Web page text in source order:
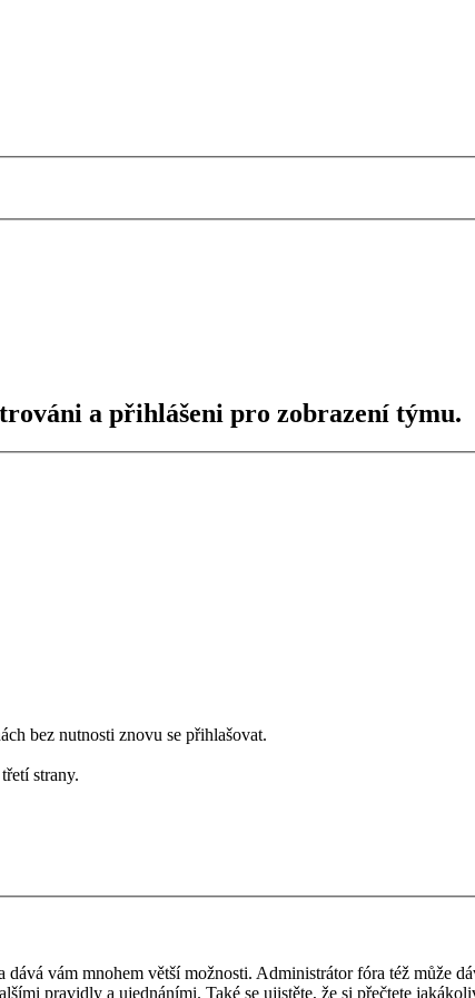
a přihlášeni pro zobrazení týmu.
bez nutnosti znovu se přihlašovat.
strany.
vám mnohem větší možnosti. Administrátor fóra též může
pravidly a ujednáními. Také se ujistěte, že si přečtete